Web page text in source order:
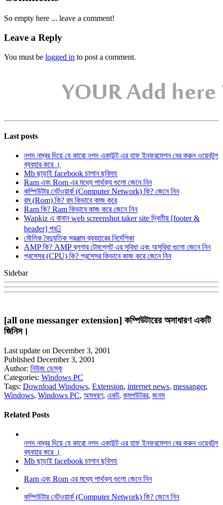
So empty here ... leave a comment!
Leave a Reply
You must be logged in to post a comment.
Last posts
নগদ নম্বর দিয়ে যে কারো নগদ একাউন্ট এর হাফ ইনফরমেশন বের করুন ওয়েবটুল
ব্যবহার করে ।
Mb ছাড়াই facebook চালান ছবিসহ
Ram এবং Rom এর মধ্যে পার্থক্য গুলো জেনে নিন
কম্পিউটার নেটওয়ার্ক (Computer Network) কি? জেনে নিন
রম (Rom) কি? রম কিভাবে কাজ করে
Ram কি? Ram কিভাবে কাজ করে জেনে নিন
Wapkiz এ বানান web screenshot taker site দ্বিতীয় [footer &
header] পব
মৌলিক বৈদ্যুতিক সরঞ্জাম ব্যবহারের নির্দেশিকা
AMP কি? AMP ব্লগার টেমপ্লেট এর সুবিধা এবং অসুবিধা গুলো জেনে নিন
প্রসেসর (CPU) কি? প্রসেসর কিভাবে কাজ করে জেনে নিন
Sidebar
[all one messanger extension] কম্পিউটারের অসাধারণ একটি
জিনিস।
Last update on December 3, 2001
Published December 3, 2001
Author: নিউজ ডেস্ক
Categories: Windows PC
Tags: Download Windows, Extension, internet news, messanger,
Windows, Windows PC, অসধরণ, একট, কমপউটরর, জনস
Related Posts
নগদ নম্বর দিয়ে যে কারো নগদ একাউন্ট এর হাফ ইনফরমেশন বের করুন ওয়েবটুল
ব্যবহার করে ।
Mb ছাড়াই facebook চালান ছবিসহ
Ram এবং Rom এর মধ্যে পার্থক্য গুলো জেনে নিন
কম্পিউটার নেটওয়ার্ক (Computer Network) কি? জেনে নিন